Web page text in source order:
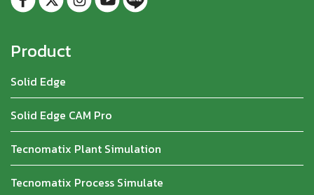
Product
Solid Edge
Solid Edge CAM Pro
Tecnomatix Plant Simulation
Tecnomatix Process Simulate